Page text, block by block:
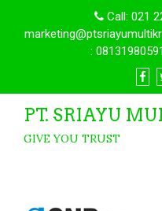
Call: 021
:
PT. SRIAYU
GIVE YOU TRUST